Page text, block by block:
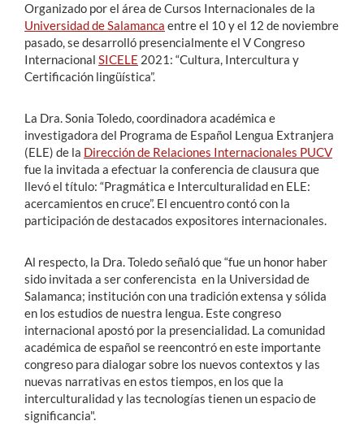
Organizado por el área de Cursos Internacionales de la
Universidad de Salamanca entre el 10 y el 12 de noviembre
pasado, se desarrolló presencialmente el V Congreso
Internacional SICELE 2021: “Cultura, Intercultura y
Certificación lingüística”.
La Dra. Sonia Toledo, coordinadora académica e
investigadora del Programa de Español Lengua Extranjera
(ELE) de la Dirección de Relaciones Internacionales PUCV
fue la invitada a efectuar la conferencia de clausura que
llevó el título: “Pragmática e Interculturalidad en ELE:
acercamientos en cruce”. El encuentro contó con la
participación de destacados expositores internacionales.
Al respecto, la Dra. Toledo señaló que “fue un honor haber
sido invitada a ser conferencista en la Universidad de
Salamanca; institución con una tradición extensa y sólida
en los estudios de nuestra lengua. Este congreso
internacional apostó por la presencialidad. La comunidad
académica de español se reencontró en este importante
congreso para dialogar sobre los nuevos contextos y las
nuevas narrativas en estos tiempos, en los que la
interculturalidad y las tecnologías tienen un espacio de
significancia".